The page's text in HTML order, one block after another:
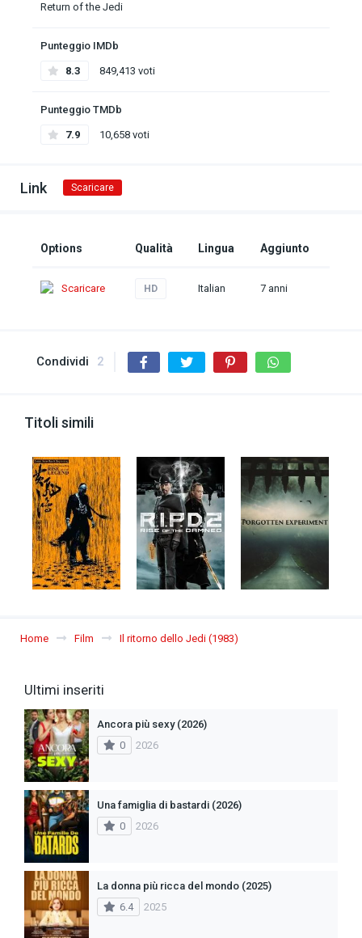
Return of the Jedi
Punteggio IMDb
8.3 849,413 voti
Punteggio TMDb
7.9 10,658 voti
Link Scaricare
Options Qualità Lingua Aggiunto
Scaricare HD Italian 7 anni
Condividi 2
Titoli simili
Home Film Il ritorno dello Jedi (1983)
Ultimi inseriti
Ancora più sexy (2026)
0
2026
Una famiglia di bastardi (2026)
0
2026
La donna più ricca del mondo (2025)
6.4
2025